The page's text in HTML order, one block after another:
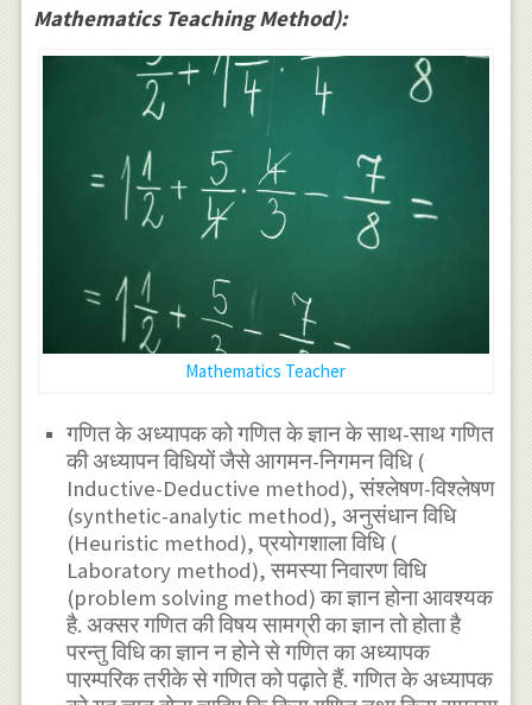
Mathematics Teaching Method):
Mathematics Teacher
गणित के अध्यापक को गणित के ज्ञान के साथ-साथ गणित
की अध्यापन विधियों जैसे आगमन-निगमन विधि (
Inductive-Deductive method), संश्लेषण-विश्लेषण
(synthetic-analytic method), अनुसंधान विधि
(Heuristic method), प्रयोगशाला विधि (
Laboratory method), समस्या निवारण विधि
(problem solving method) का ज्ञान होना आवश्यक
है. अक्सर गणित की विषय सामग्री का ज्ञान तो होता है
परन्तु विधि का ज्ञान न होने से गणित का अध्यापक
पारम्परिक तरीके से गणित को पढ़ाते हैं. गणित के अध्यापक